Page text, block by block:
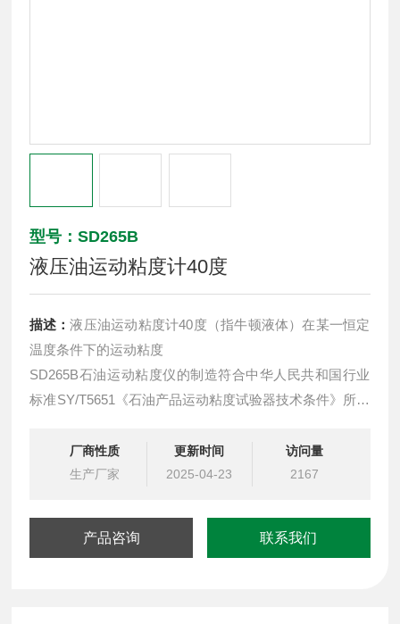
型号：SD265B
液压油运动粘度计40度
描述：液压油运动粘度计40度（指牛顿液体）在某一恒定
温度条件下的运动粘度
SD265B石油运动粘度仪的制造符合中华人民共和国行业
标准SY/T5651《石油产品运动粘度试验器技术条件》所规
产品运动粘度测定法和动力粘度计算法》的规定，。 石油
运动粘度计 SD265B 40度
厂商性质
生产厂家
更新时间
2025-04-23
访问量
2167
产品咨询 联系我们